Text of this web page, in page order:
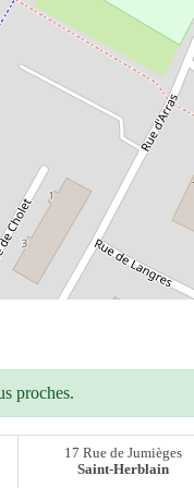
proches.
17 Rue de Jumièges
Saint-Herblain